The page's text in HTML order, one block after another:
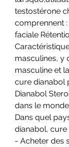
testostérone
comprennent
faciale
masculines, y
masculine et
cure dianabol
Dianabol
dans le
Dans quel
dianabol,
- Acheter des